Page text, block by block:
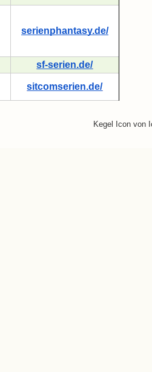
serienphantasy.de/
sf-serien.de/
sitcomserien.de/
Kegel Icon von